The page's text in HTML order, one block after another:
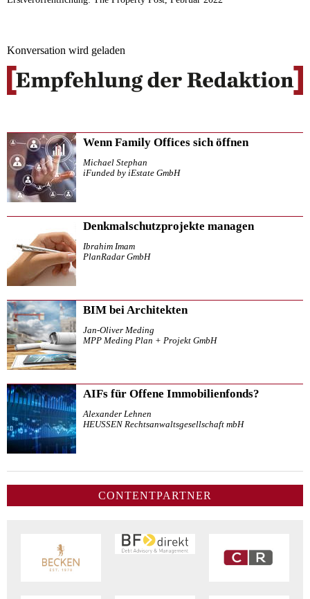
Konversation wird geladen
Wenn Family Offices sich öffnen
Michael Stephan
iFunded by iEstate GmbH
Denkmalschutzprojekte managen
Ibrahim Imam
PlanRadar GmbH
BIM bei Architekten
Jan-Oliver Meding
MPP Meding Plan + Projekt GmbH
AIFs für Offene Immobilienfonds?
Alexander Lehnen
HEUSSEN Rechtsanwaltsgesellschaft mbH
CONTENTPARTNER